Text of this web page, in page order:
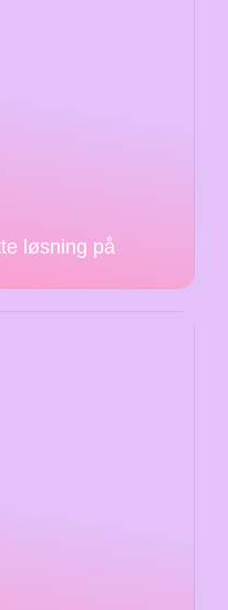
løsning på